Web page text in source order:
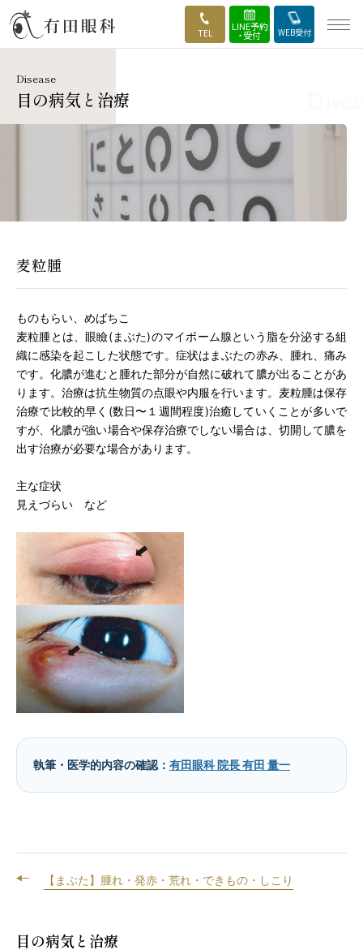
LINE予約
・受付 WEB受付
TEL
HOME
当院の強み
外来・診療案内
手術のご案内
医師・実績紹介
施設・設備
目の病気と治療
交通アクセス
プライバシーポリシー
Disease
目の病気と治療
麦粒腫
ものもらい、めばちこ
麦粒腫とは、眼瞼(まぶた)のマイボーム腺という脂を分泌する組
織に感染を起こした状態です。症状はまぶたの赤み、腫れ、痛み
です。化膿が進むと腫れた部分が自然に破れて膿が出ることがあ
ります。治療は抗生物質の点眼や内服を行います。麦粒腫は保存
治療で比較的早く(数日〜１週間程度)治癒していくことが多いで
すが、化膿が強い場合や保存治療でしない場合は、切開して膿を
出す治療が必要な場合があります。
主な症状
見えづらい など
執筆・医学的内容の確認： 有田眼科 院長 有田 量一
【まぶた】腫れ・発赤・荒れ・できもの・しこり
目の病気と治療